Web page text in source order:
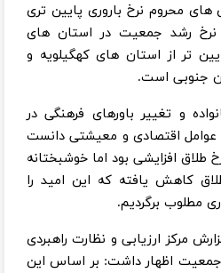
محروم نرخ باروری پایین تری
نرخ رشد جمعیت در استان های
تر از استان های کهگیلویه و
جنوبی است.
و تغییر باورهای فرهنگی در
اقتصادی و معیشتی دانست
افزایشی بود اما خوشبختانه
کاهش یافته که این امید را
مطلوب برگردیم.
مرکز ارزیابی و نظارت راهبردی
اظهار داشت: بر اساس این